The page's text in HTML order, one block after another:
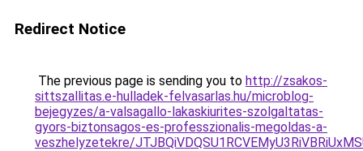
Redirect Notice
The previous page is sending you to http://zsakos-
sittszallitas.e-hulladek-felvasarlas.hu/microblog-
bejegyzes/a-valsagallo-lakaskiurites-szolgaltatas-
gyors-biztonsagos-es-professzionalis-megoldas-a-
veszhelyzetekre/